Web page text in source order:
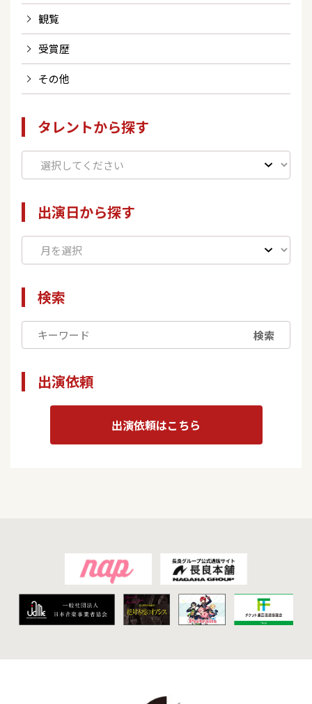
観覧
受賞歴
その他
タレントから探す
出演日から探す
検索
検索
出演依頼
出演依頼はこちら